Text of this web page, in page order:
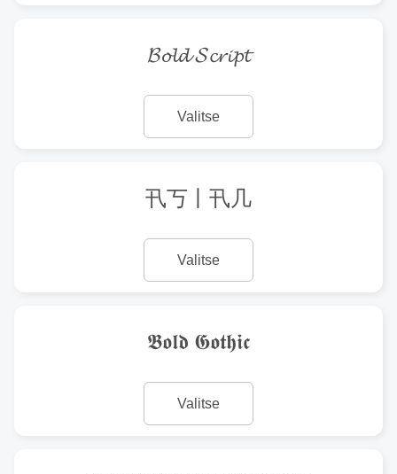
𝓑𝓸𝓵𝓭 𝓢𝓬𝓻𝓲𝓹𝓽
Valitse
卂丂丨卂几
Valitse
𝕭𝖔𝖑𝖉 𝕲𝖔𝖙𝖍𝖎𝖈
Valitse